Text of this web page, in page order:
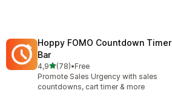
Hoppy FOMO Countdown Timer
Bar
4,9/ 5 tähteä
(78)
78 arvostelua yhteensä
•Free
Promote Sales Urgency with sales
countdowns, cart timer & more